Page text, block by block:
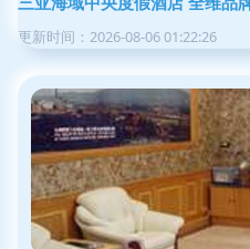
更新时间：2026-08-06 01:22:26